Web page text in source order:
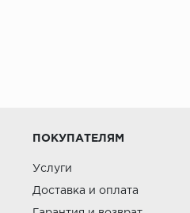
ПОКУПАТЕЛЯМ
Услуги
Доставка и оплата